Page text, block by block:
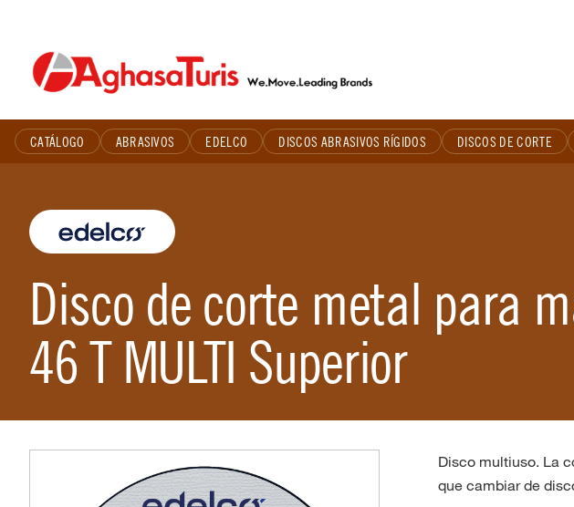
content
CATÁLOGO ABRASIVOS EDELCO DISCOS ABRASIVOS RÍGIDOS DISCOS DE CORTE
Disco de corte metal para
46 T MULTI Superior
Disco multiuso. La
que cambiar de